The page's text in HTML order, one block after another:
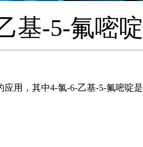
基-5-氟嘧
用，其中4-氯-6-乙基-5-氟嘧啶